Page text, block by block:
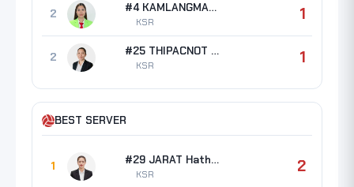
2 #4 KAMLANGMAK Chitaporn
KSR 1
2 #25 THIPACNOT Kannika
KSR 1
BEST SERVER
1 #29 JARAT Hathairat
KSR 2